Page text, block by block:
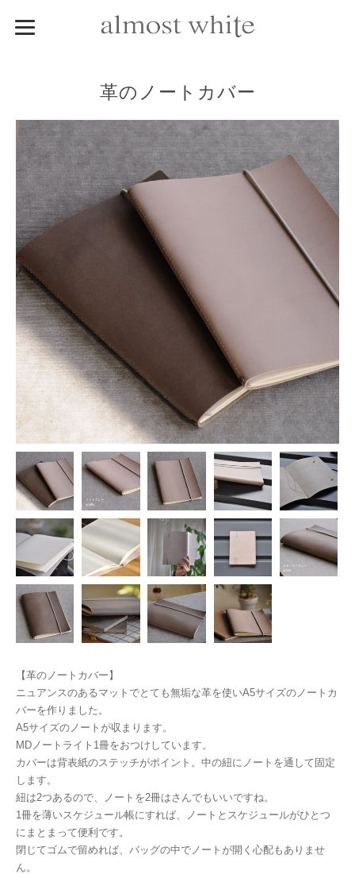
革のノートカバー
【革のノートカバー】
ニュアンスのあるマットでとても無垢な革を使いA5サイズのノートカ
バーを作りました。
A5サイズのノートが収まります。
MDノートライト1冊をおつけしています。
カバーは背表紙のステッチがポイント。中の紐にノートを通して固定
します。
紐は2つあるので、ノートを2冊はさんでもいいですね。
1冊を薄いスケジュール帳にすれば、ノートとスケジュールがひとつ
にまとまって便利です。
閉じてゴムで留めれば、バッグの中でノートが開く心配もありませ
ん。